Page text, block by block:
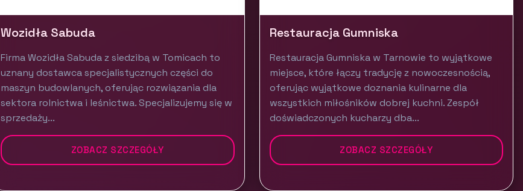
Wozidła Sabuda
Firma Wozidła Sabuda z siedzibą w Tomicach to
uznany dostawca specjalistycznych części do
maszyn budowlanych, oferując rozwiązania dla
sektora rolnictwa i leśnictwa. Specjalizujemy się w
sprzedaży...
ZOBACZ SZCZEGÓŁY
Restauracja Gumniska
Restauracja Gumniska w Tarnowie to wyjątkowe
miejsce, które łączy tradycję z nowoczesnością,
oferując wyjątkowe doznania kulinarne dla
wszystkich miłośników dobrej kuchni. Zespół
doświadczonych kucharzy dba...
ZOBACZ SZCZEGÓŁY